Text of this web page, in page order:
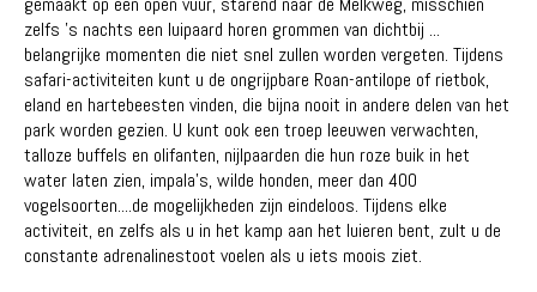
zelfs 's nachts een luipaard horen grommen van dichtbij ...
belangrijke momenten die niet snel zullen worden vergeten. Tijdens
safari-activiteiten kunt u de ongrijpbare Roan-antilope of rietbok,
eland en hartebeesten vinden, die bijna nooit in andere delen van het
park worden gezien. U kunt ook een troep leeuwen verwachten,
talloze buffels en olifanten, nijlpaarden die hun roze buik in het
water laten zien, impala's, wilde honden, meer dan 400
vogelsoorten....de mogelijkheden zijn eindeloos. Tijdens elke
activiteit, en zelfs als u in het kamp aan het luieren bent, zult u de
constante adrenalinestoot voelen als u iets moois ziet.